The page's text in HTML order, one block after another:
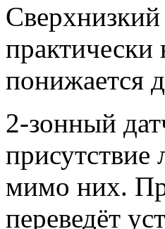
практически
понижается
2-зонный
присутствие
мимо них.
переведёт